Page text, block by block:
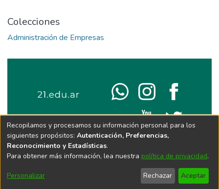
Colecciones
Administración de Empresas
Recopilamos y procesamos su información personal para los
siguientes propósitos: Autenticación, Preferencias,
Reconocimiento y Estadísticas.
Para obtener más información, lea nuestra política de privacidad.
Personalizar Rechazar Aceptar